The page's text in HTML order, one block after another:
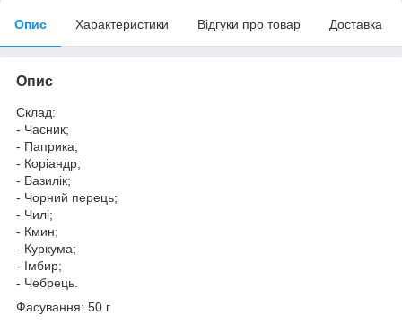
Опис Характеристики Відгуки про товар Доставка
Опис
Склад:
- Часник;
- Паприка;
- Коріандр;
- Базилік;
- Чорний перець;
- Чилі;
- Кмин;
- Куркума;
- Імбир;
- Чебрець.
Фасування: 50 г